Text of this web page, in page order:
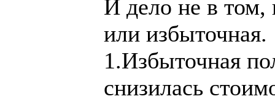
И дело не в том,
или избыточная.
1.Избыточная
снизилась